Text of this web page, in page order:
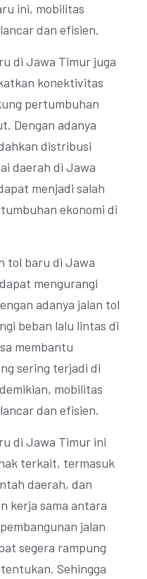
ini, mobilitas
dan efisien.
di Jawa Timur juga
konektivitas
pertumbuhan
Dengan adanya
distribusi
daerah di Jawa
menjadi salah
ekonomi di
tol baru di Jawa
mengurangi
adanya jalan tol
beban lalu lintas di
membantu
sering terjadi di
mobilitas
dan efisien.
di Jawa Timur ini
terkait, termasuk
daerah, dan
kerja sama antara
jalan
segera rampung
Sehingga